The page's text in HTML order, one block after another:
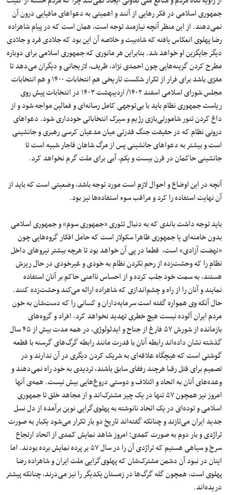
جمهوری اسلامی در فکر رهایی از آنند و اهمیتی به دعواهای مافیایی درون آن
نمی‌دهند. از این منظر آنچه نیازمند توجه است، همان است که در پیام شاهزاده
رضا پهلوی انعکاس یافته که شاه‌بیت و خلاصه آن این بود که جلادی مُرد و جلادی
دیگر جایگزین او خواهد شد. بنابراین هر مانوری که جمهوری اسلامی برای دوباره
مطرح کردن گزینه‌هایی چون احمدی نژاد، ظریف، لاریجانی و دیگران می‌دهد تا
مفرّی باشد برای فرار از تکرار شکست تاریخی هم انتخابات ۱۴۰۰ و هم انتخابات
مجلس شورای اسلامی اسفند ۱۴۰۲/ اردیبهشت ۱۴۰۳ در انتخابات پیش روی
ریاست جمهوری نظام باید با بی‌توجهی کامل رسانه‌ای و فعالین مواجه شود و از
داغ کردن تنور شامورتی‌بازی رژیم و سیرک انتخاباتی خودداری شود. دعواهای
درونی نظام که در حقیقت جنگ قدرتی میان مدعیان کرسی رهبری و جانشینی
است و بیشتر به دعواهای جانشینی پس از مرگ شاهان قاجار شبیه است تا
جانشینی حاکمان در قرن بیست و یکم، آبی برای ملت گرم نخواهد کرد.
آنچه در این اوضاع و احوال لازم است مورد توجه باشد، وضعیتی است که باید از
آن نهایت استفاده را کرد و مراقب سوء استفاده‌ها نیز بود.
باید توجه داشت باندی که به دنبال تئوری «جمهوری سوم» و جمهوری اسلامی
بدون خامنه‌ای یا جمهوری ظاهرا سکولار است که حامل افکار گروه‌هایی چون
«نهضت آزادی» است، قطعا در پی آن خواهد بود تا هرچه بیشتر نیروهای داخل
نظام را که وحشت‌زده از رحم نکردن نظام به خودی و غیرخودی در حال ریزش
هستند، به سمت خود جلب کرده و از احساس ناامنی حاکم بر آنان استفاده
نمایند و آنان را از راه و چشم‌اندازی که شاهزاده ارائه می‌کند وحشت‌زده کنند.
حال آنکه وی همواره گفته است سرمایه‌داران و کسانی را که دست‌شان به خون
مردم ایران آلوده نیست هیچ خطری تهدید نخواهد کرد. افراد و گروه‌های
بازمانده از شورش ۵۷ فارغ از جناح و ایدئولوژی، در همه مدت بیش از ۴۵ سال
گذشته نشان داده‌اند رابطه آنان با قدرت مانند رابطه گرگ‌های گرسنه با قطعه
گوشتی است که هیچگاه علاقه‌ای به شریک کردن دیگری در آن ندارند و در
تصمیم برای قتل رقبا هرچند رفقای سابق باشند، تردیدی به خود راه نمی‌دهند و
وعده‌های آنان به اتحاد و ائتلاف و دوستی دروغ‌هایی بیش نیست. همه‌ی آنها
امروز نیز همچون ۵۷ تنها در یک چیز مشترک‌اند و از مجاهد خلق تا جمهوری
اسلامی و توده‌ای در یک اتحاد نانوشته به پهلوی‌گرایی نوین برآمده از دل نسل
جدید ایران می‌تازند و چنانکه گفته‌اند تاریخ دو بار تکرار می‌شود یکبار به صورت
تراژدی و بار دوم به صورت کمدی؛ امروز شاهد نمایش کمدی از اتحاد ارتجاع
سرخ و سیاهی هستیم که تراژدی آن را در سال ۵۷ بر پرده نمایش برده بودند. اما
اینان در نبود آن دشمن مشترک‌شان که پهلوی‌گرایی ملت ایران و شاهزاده رضا
پهلوی است، همچون گله گرگ‌ها در زمستان یکدیگر را نیز می‌درند، چنانکه پیشتر
دریده‌اند.